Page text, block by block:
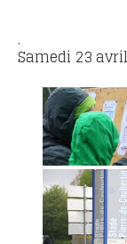
.
Samedi 23